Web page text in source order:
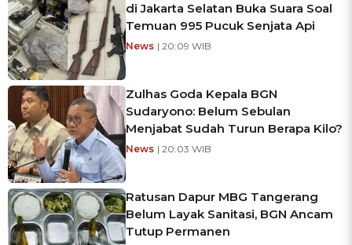
di Jakarta Selatan Buka Suara Soal
Temuan 995 Pucuk Senjata Api
News | 20:09 WIB
Zulhas Goda Kepala BGN
Sudaryono: Belum Sebulan
Menjabat Sudah Turun Berapa Kilo?
News | 20:03 WIB
Ratusan Dapur MBG Tangerang
Belum Layak Sanitasi, BGN Ancam
Tutup Permanen